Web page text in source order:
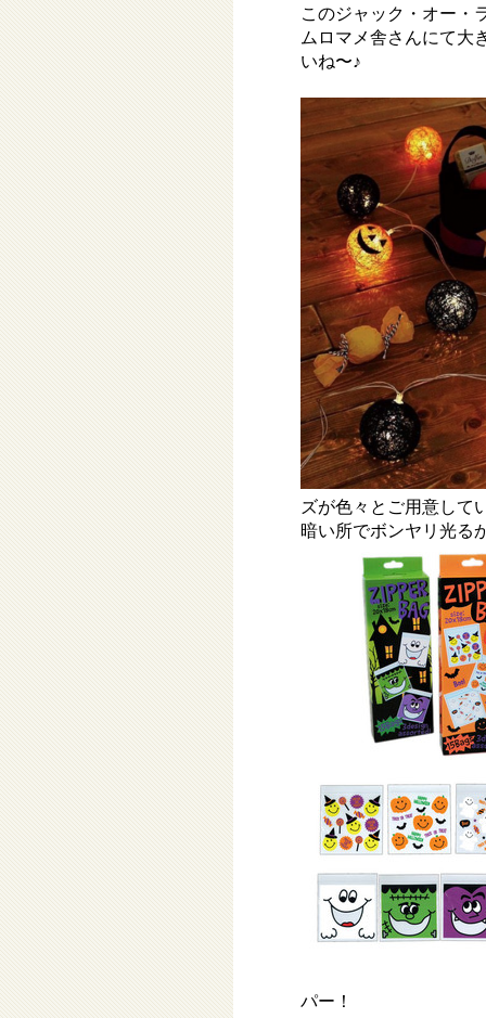
このジャック・オー・
ムロマメ舎さんにて大
いね〜♪
ズが色々とご用意して
暗い所でボンヤリ光る
パー！